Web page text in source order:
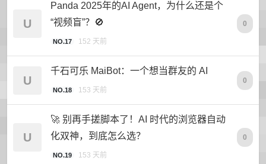
U
Panda 2025年的AI Agent，为什么还是个
“视频盲”？🚫
NO.17 152 天前
0
U
千石可乐 MaiBot：一个想当群友的 AI
NO.18 153 天前
0
U
🚀 别再手搓脚本了！AI 时代的浏览器自动
化双神，到底怎么选？
NO.19 153 天前
0